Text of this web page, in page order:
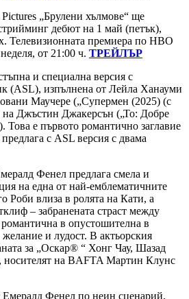
„Брулени хълмове“ ще
дебют на 1 май (петък),
Телевизионната премиера по HBO
от 21:00 ч. ТРЕЙЛЪР
и специална версия с
(ASL), изпълнена от Лейла Ханауми
Маучере („Супермен (2025) (с
на Джъстин Джакерсън („То: Добре
е първото романтично заглавие
с ASL версия с двама
Фенел предлага смела и
на една от най-емблематичните
Роби влиза в ролята на Кати, а
– забранената страст между
в опустошителна в
и лудост. В актьорския
за „Оскар® “ Хонг Чау, Шазад
на BAFTA Мартин Клунс
Фенел по неин сценарий,